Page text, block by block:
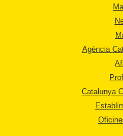
Agència
Catalunya